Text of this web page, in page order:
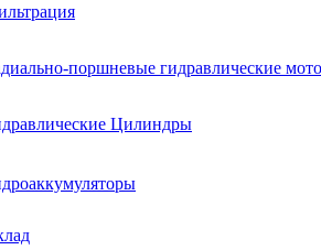
поршневые гидравлические
Цилиндры